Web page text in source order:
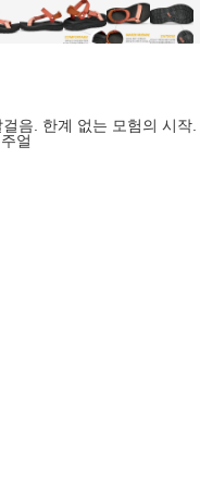
음. 한계 없는 모험의 시작.
얼